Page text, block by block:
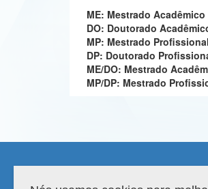
ME: Mestrado Acadêmico
DO: Doutorado
MP: Mestrado Profissional
DP: Doutorado
ME/DO: Mestrado
MP/DP: Mestrado